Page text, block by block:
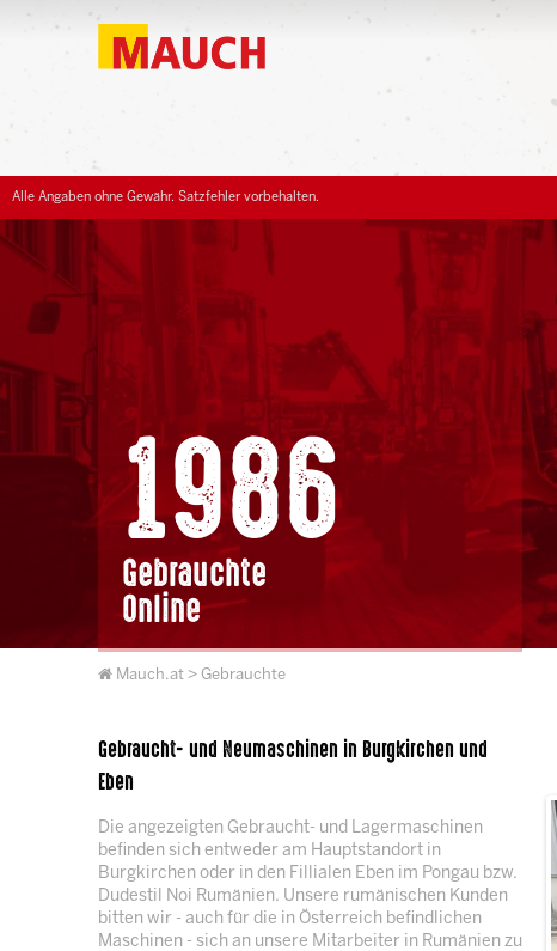
Alle Angaben ohne Gewähr. Satzfehler vorbehalten.
1986
Gebrauchte
Online
Mauch.at > Gebrauchte
Gebraucht- und Neumaschinen in Burgkirchen und
Eben
Die angezeigten Gebraucht- und Lagermaschinen
befinden sich entweder am Hauptstandort in
Burgkirchen oder in den Fillialen Eben im Pongau bzw.
Dudestil Noi Rumänien. Unsere rumänischen Kunden
bitten wir - auch für die in Österreich befindlichen
Maschinen - sich an unsere Mitarbeiter in Rumänien zu